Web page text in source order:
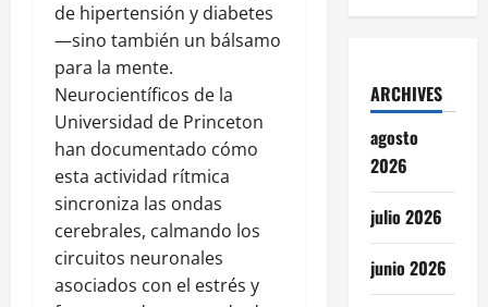
de hipertensión y diabetes
—sino también un bálsamo
para la mente.
Neurocientíficos de la
Universidad de Princeton
han documentado cómo
esta actividad rítmica
sincroniza las ondas
cerebrales, calmando los
circuitos neuronales
asociados con el estrés y
ARCHIVES
agosto
2026
julio 2026
junio 2026